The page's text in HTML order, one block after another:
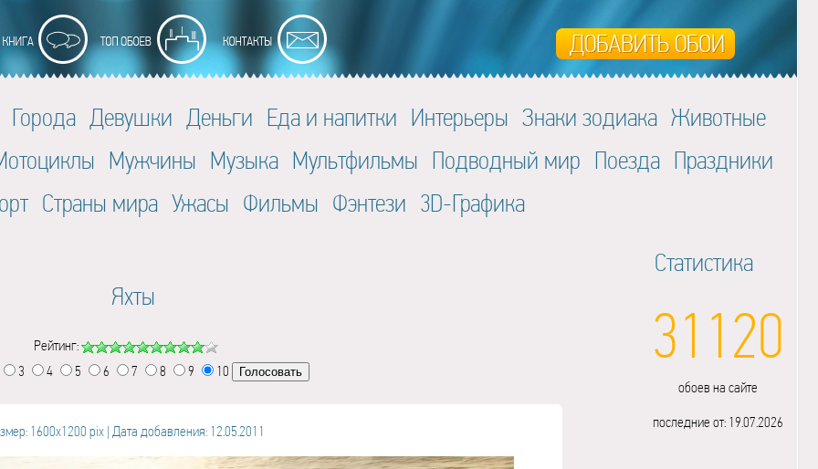
Города Девушки Деньги Еда и напитки Интерьеры Знаки зодиака Животные
Мужчины Музыка Мультфильмы Подводный мир Поезда Праздники
Страны мира Ужасы Фильмы Фэнтези 3D-Графика
Яхты
Рейтинг:
3
4 5 6 7 8 9 10
1600x1200 pix | Дата добавления: 12.05.2011
Статистика
31120
обоев на сайте
последние от: 19.07.2026